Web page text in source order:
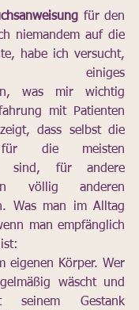
für den
niemandem auf die
habe ich versucht,
einiges
was mir wichtig
mit Patienten
dass selbst die
die meisten
sind, für andere
völlig anderen
Was man im Alltag
man empfänglich
eigenen Körper. Wer
wäscht und
seinem Gestank